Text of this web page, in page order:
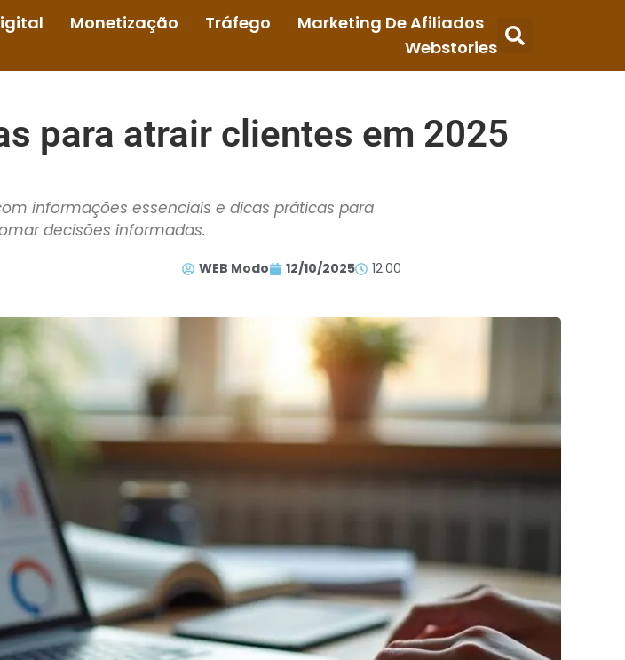
Monetização Tráfego
Marketing De Afiliados
Webstories
para atrair clientes em 2025
informações essenciais e dicas práticas para
decisões informadas.
WEB Modo 12/10/2025 12:00